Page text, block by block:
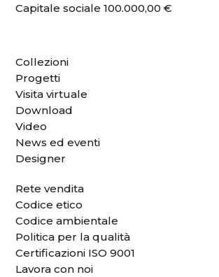
Capitale sociale 100.000,00 €
Collezioni
Progetti
Visita virtuale
Download
Video
News ed eventi
Designer
Rete vendita
Codice etico
Codice ambientale
Politica per la qualità
Certificazioni ISO 9001
Lavora con noi